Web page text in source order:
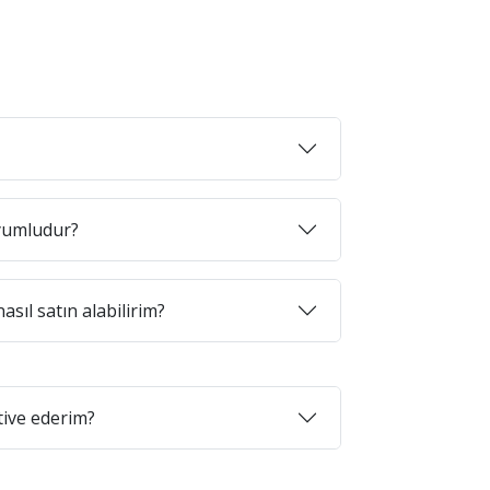
satın alabilirim?
ederim?